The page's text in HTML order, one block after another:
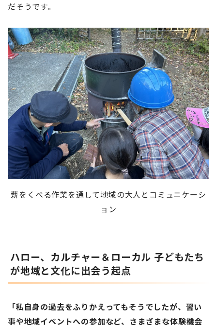
だそうです。
薪をくべる作業を通して地域の大人とコミュニケーシ
ョン
ハロー、カルチャー＆ローカル 子どもたち
が地域と文化に出会う起点
「私自身の過去をふりかえってもそうでしたが、習い
事や地域イベントへの参加など、さまざまな体験機会